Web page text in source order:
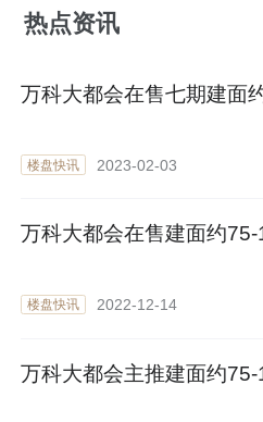
热点资讯
万科大都会在售七期建面
楼盘快讯 2023-02-03
万科大都会在售建面约
楼盘快讯 2022-12-14
万科大都会主推建面约75-